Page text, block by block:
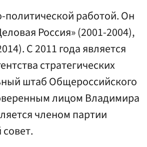
политической работой. Он
Россия» (2001-2004),
С 2011 года является
стратегических
штаб Общероссийского
лицом Владимира
членом партии